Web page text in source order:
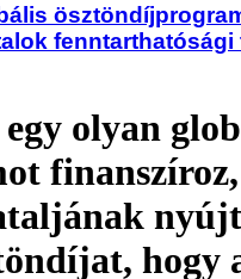
olyan
nyújt
hogy